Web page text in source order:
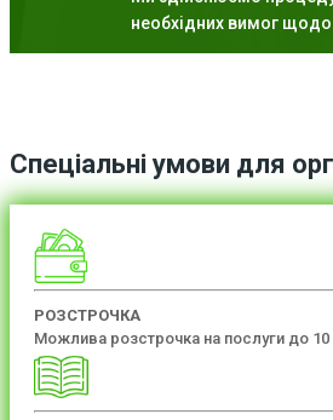
необхідних вимог щодо
Спеціальні умови для
РОЗСТРОЧКА
Можлива розстрочка на послуги до 10